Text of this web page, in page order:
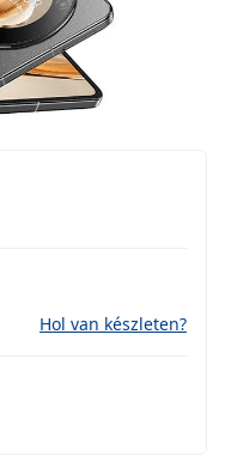
Hol van készleten?